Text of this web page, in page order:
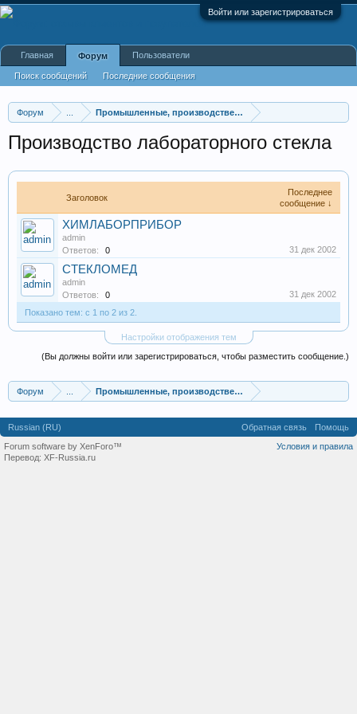
Войти или зарегистрироваться
Форум Промышленные, производственные и перерабатывающие
Производство лабораторного стекла
Заголовок
Последнее
сообщение ↓
ХИМЛАБОРПРИБОР
admin
Ответов:
0 31 дек 2002
СТЕКЛОМЕД
admin
Ответов:
0
31 дек 2002
Показано тем: с 1 по 2 из 2.
Настройки отображения тем
(Вы должны войти или зарегистрироваться, чтобы разместить сообщение.)
Форум Промышленные, производственные и перерабатывающие
Главная Форум
Поиск сообщений Последние сообщения
Пользователи
Russian (RU) Обратная связь
Помощь
Условия и правила
Forum software by XenForo™
Перевод: XF-Russia.ru